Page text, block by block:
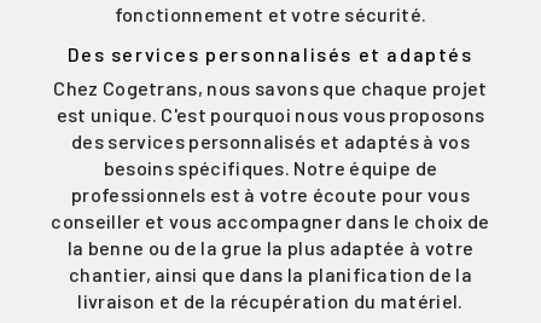
fonctionnement et votre sécurité.
Des services personnalisés et adaptés
Chez Cogetrans, nous savons que chaque projet
est unique. C'est pourquoi nous vous proposons
des services personnalisés et adaptés à vos
besoins spécifiques. Notre équipe de
professionnels est à votre écoute pour vous
conseiller et vous accompagner dans le choix de
la benne ou de la grue la plus adaptée à votre
chantier, ainsi que dans la planification de la
livraison et de la récupération du matériel.